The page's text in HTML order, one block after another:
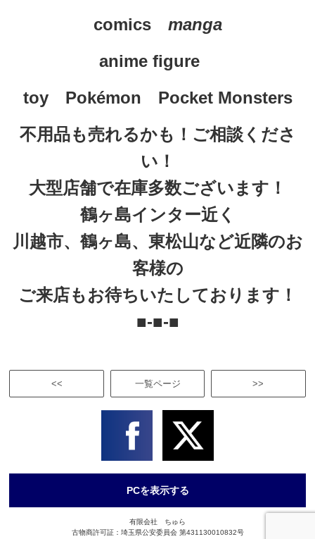
comics manga
anime figure
toy Pokémon　Pocket Monsters
不用品も売れるかも！ご相談くださ
い！
大型店舗で在庫多数ございます！
鶴ヶ島インター近く
川越市、鶴ヶ島、東松山など近隣のお
客様の
ご来店もお待ちいたしております！
■-■-■
<< >>
一覧ページ
PCを表示する
有限会社 ちゅら
古物商許可証：埼玉県公安委員会 第431130010832号